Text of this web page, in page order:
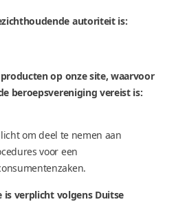
autoriteit is:
op onze site, waarvoor
beroepsvereniging vereist is:
om deel te nemen aan
voor een
verplicht volgens Duitse